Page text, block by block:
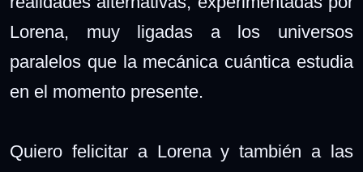
Lorena, muy ligadas a los universos
paralelos que la mecánica cuántica estudia
en el momento presente.
Quiero felicitar a Lorena y también a las